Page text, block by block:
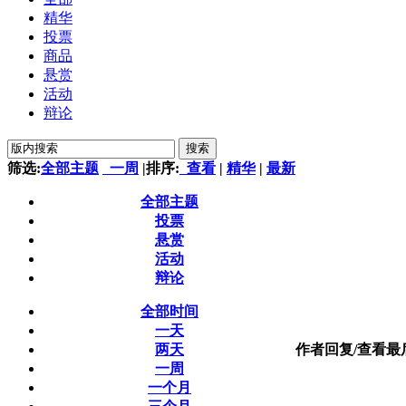
精华
投票
商品
悬赏
活动
辩论
搜索
筛选:全部主题 一周 |排序: 查看 | 精华 | 最新
全部主题
投票
悬赏
活动
辩论
全部时间
一天
两天
一周
一个月
作者回复/查看最